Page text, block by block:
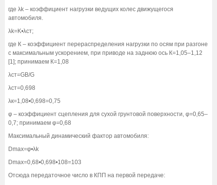
где λk – коэффициент нагрузки ведущих колес движущегося
автомобиля.
λk=K•λст;
где К – коэффициент перераспределения нагрузки по осям при разгоне
с максимальным ускорением, при приводе на заднюю ось К=1,05–1,12
[1]; принимаем К=1,08
λст=GB/G
λст=0,698
λк=1,08•0,698=0,75
φ – коэффициент сцепления для сухой грунтовой поверхности, φ=0,65–
0,7; принимаем φ=0,68
Максимальный динамический фактор автомобиля:
Dmax=φ•λk
Dmax=0,68•0,698•108=103
Отсюда передаточное число в КПП на первой передаче: